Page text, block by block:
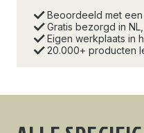
Beoordeeld met
Gratis bezorgd in
Eigen werkplaats in
20.000+ producten